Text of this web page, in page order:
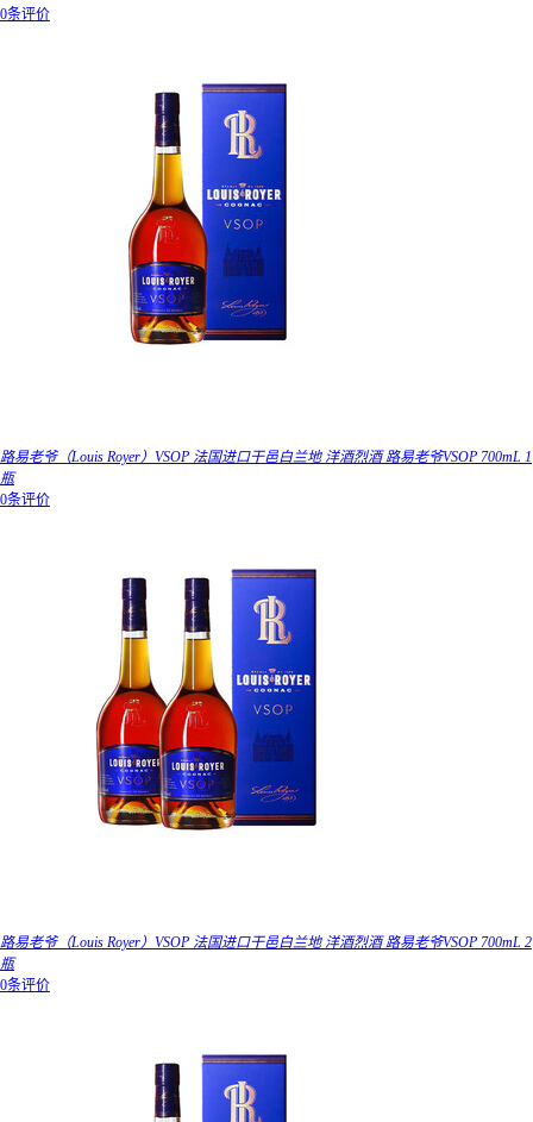
0条评价
路易老爷（Louis Royer）VSOP 法国进口干邑白兰地 洋酒烈酒 路易老爷VSOP 700mL 1
瓶
0条评价
路易老爷（Louis Royer）VSOP 法国进口干邑白兰地 洋酒烈酒 路易老爷VSOP 700mL 2
瓶
0条评价